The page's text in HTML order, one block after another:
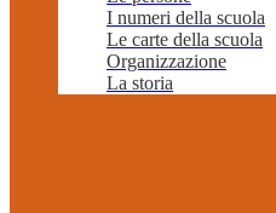
I numeri della scuola
Le carte della scuola
Organizzazione
La storia